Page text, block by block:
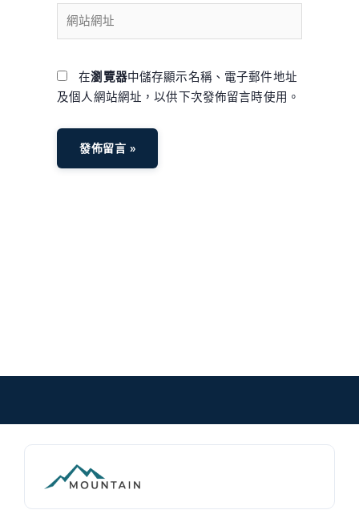
網
址
在瀏覽器中儲存顯示名稱、電子郵件地址
及個人網站網址，以供下次發佈留言時使用。